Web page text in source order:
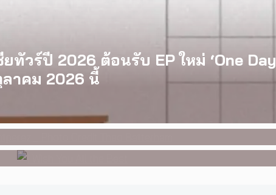
ทัวร์ปี 2026 ต้อนรับ EP ใหม่ ‘One
ลาคม 2026 นี้
จากเด็กอายุ 12 ปีที่ร้องเพลงในห้องนอ
องวัยรุ่นนอนไบนารี่ กับครอบครัวที่เขาเ
ง Tommy Dorfman